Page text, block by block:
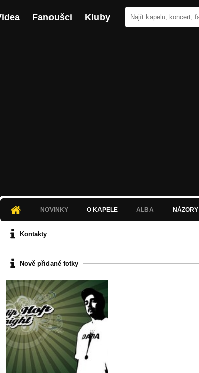
Fanoušci Kluby
NOVINKY O KAPELE ALBA NÁZORY
Kontakty
Nově přidané fotky